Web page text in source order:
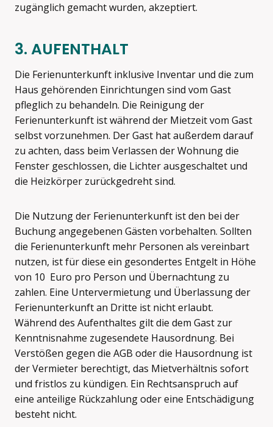
zugänglich gemacht wurden, akzeptiert.
3. AUFENTHALT
Die Ferienunterkunft inklusive Inventar und die zum
Haus gehörenden Einrichtungen sind vom Gast
pfleglich zu behandeln. Die Reinigung der
Ferienunterkunft ist während der Mietzeit vom Gast
selbst vorzunehmen. Der Gast hat außerdem darauf
zu achten, dass beim Verlassen der Wohnung die
Fenster geschlossen, die Lichter ausgeschaltet und
die Heizkörper zurückgedreht sind.
Die Nutzung der Ferienunterkunft ist den bei der
Buchung angegebenen Gästen vorbehalten. Sollten
die Ferienunterkunft mehr Personen als vereinbart
nutzen, ist für diese ein gesondertes Entgelt in Höhe
von 10 Euro pro Person und Übernachtung zu
zahlen. Eine Untervermietung und Überlassung der
Ferienunterkunft an Dritte ist nicht erlaubt.
Während des Aufenthaltes gilt die dem Gast zur
Kenntnisnahme zugesendete Hausordnung. Bei
Verstößen gegen die AGB oder die Hausordnung ist
der Vermieter berechtigt, das Mietverhältnis sofort
und fristlos zu kündigen. Ein Rechtsanspruch auf
eine anteilige Rückzahlung oder eine Entschädigung
besteht nicht.